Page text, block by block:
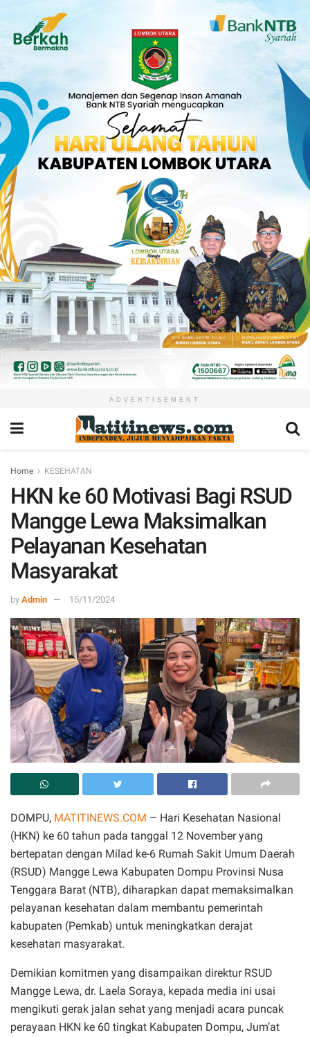
ADVERTISEMENT
Home KESEHATAN
HKN ke 60 Motivasi Bagi RSUD
Mangge Lewa Maksimalkan
Pelayanan Kesehatan
Masyarakat
by Admin 15/11/2024
DOMPU, MATITINEWS.COM – Hari Kesehatan Nasional
(HKN) ke 60 tahun pada tanggal 12 November yang
bertepatan dengan Milad ke-6 Rumah Sakit Umum Daerah
(RSUD) Mangge Lewa Kabupaten Dompu Provinsi Nusa
Tenggara Barat (NTB), diharapkan dapat memaksimalkan
pelayanan kesehatan dalam membantu pemerintah
kabupaten (Pemkab) untuk meningkatkan derajat
kesehatan masyarakat.
Demikian komitmen yang disampaikan direktur RSUD
Mangge Lewa, dr. Laela Soraya, kepada media ini usai
mengikuti gerak jalan sehat yang menjadi acara puncak
perayaan HKN ke 60 tingkat Kabupaten Dompu, Jum’at